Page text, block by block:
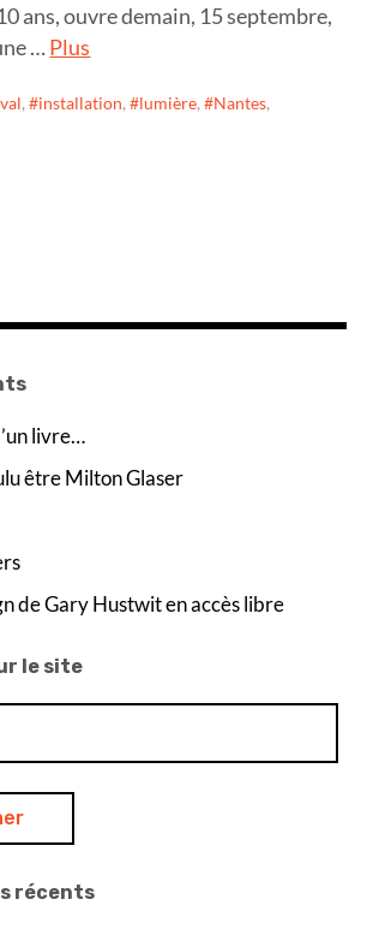
ans, ouvre demain, 15 septembre,
…Plus
, installation, lumière, Nantes,
livre…
être Milton Glaser
de Gary Hustwit en accès libre
le site
récents